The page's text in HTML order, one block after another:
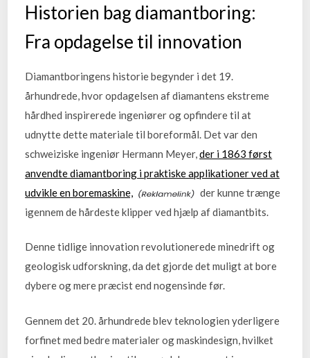
Historien bag diamantboring:
Fra opdagelse til innovation
Diamantboringens historie begynder i det 19.
århundrede, hvor opdagelsen af diamantens ekstreme
hårdhed inspirerede ingeniører og opfindere til at
udnytte dette materiale til boreformål. Det var den
schweiziske ingeniør Hermann Meyer,der i 1863 først
anvendte diamantboring i praktiske applikationer ved at
udvikle en boremaskine,
der kunne trænge
igennem de hårdeste klipper ved hjælp af diamantbits.
Denne tidlige innovation revolutionerede minedrift og
geologisk udforskning, da det gjorde det muligt at bore
dybere og mere præcist end nogensinde før.
Gennem det 20. århundrede blev teknologien yderligere
forfinet med bedre materialer og maskindesign, hvilket